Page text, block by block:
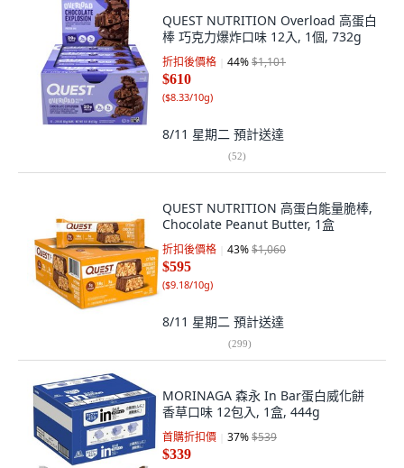
QUEST NUTRITION Overload 高蛋白
棒 巧克力爆炸口味 12入, 1個, 732g
折扣後價格 44%$1,101
$610
($8.33/10g)
8/11 星期二 預計送達
(52)
QUEST NUTRITION 高蛋白能量脆棒,
Chocolate Peanut Butter, 1盒
折扣後價格 43%$1,060
$595
($9.18/10g)
8/11 星期二 預計送達
(299)
MORINAGA 森永 In Bar蛋白威化餅
香草口味 12包入, 1盒, 444g
首購折扣價 37%$539
$339